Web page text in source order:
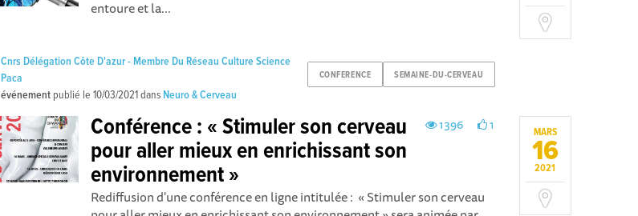
entoure et la...
CONFERENCE SEMAINE-DU-CERVEAU
Cnrs Délégation Côte D'azur - Membre Du Réseau Culture Science
Paca
événement publié le10/03/2021dans Neuro & Cerveau
MARS
16
2021
1396 1
Conférence : « Stimuler son cerveau
pour aller mieux en enrichissant son
environnement »
Rediffusion d'une conférence en ligne intitulée : « Stimuler son cerveau